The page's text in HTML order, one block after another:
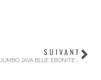
SUIVANT
BEC JUMBO JAVA BLUE EBONITE POUR SAXOPHONE ALTO